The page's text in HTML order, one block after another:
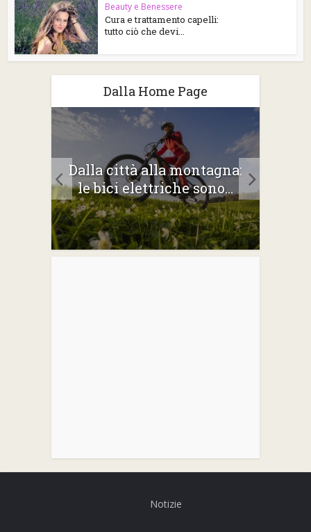
Beauty e Benessere
Cura e trattamento capelli:
tutto ciò che devi...
Dalla Home Page
Dalla città alla montagna:
le bici elettriche sono...
Notizie